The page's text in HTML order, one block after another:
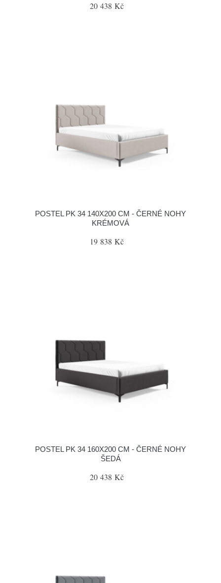
20 438 Kč
POSTEL PK 34 140X200 CM - ČERNÉ NOHY
KRÉMOVÁ
19 838 Kč
POSTEL PK 34 160X200 CM - ČERNÉ NOHY
ŠEDÁ
20 438 Kč